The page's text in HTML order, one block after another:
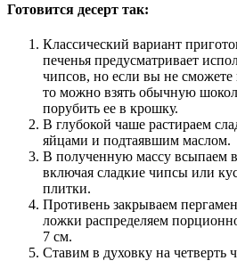
Готовится десерт так:
Классический вариант
печенья предусматривает
чипсов, но если вы не сможете
то можно взять обычную
порубить ее в крошку.
В глубокой чаше растираем
яйцами и подтаявшим маслом.
В полученную массу всыпаем
включая сладкие чипсы или
плитки.
Противень закрываем
ложки распределяем
7 см.
Ставим в духовку на четверть